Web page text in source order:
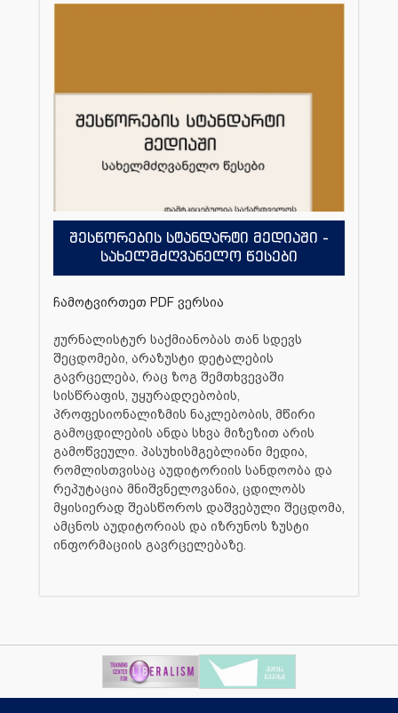
შესწორების სტანდარტი მედიაში -
სახელმძღვანელო წესები
ჩამოტვირთეთ PDF ვერსია
ჟურნალისტურ საქმიანობას თან სდევს
შეცდომები, არაზუსტი დეტალების
გავრცელება, რაც ზოგ შემთხვევაში
სისწრაფის, უყურადღებობის,
პროფესიონალიზმის ნაკლებობის, მწირი
გამოცდილების ანდა სხვა მიზეზით არის
გამოწვეული. პასუხისმგებლიანი მედია,
რომლისთვისაც აუდიტორიის სანდოობა და
რეპუტაცია მნიშვნელოვანია, ცდილობს
მყისიერად შეასწოროს დაშვებული შეცდომა,
ამცნოს აუდიტორიას და იზრუნოს ზუსტი
ინფორმაციის გავრცელებაზე.